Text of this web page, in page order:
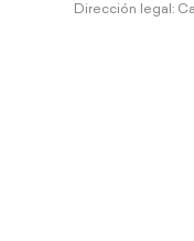
Dirección legal: